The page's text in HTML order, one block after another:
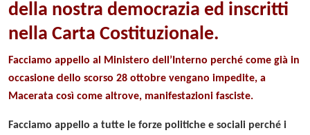
della nostra democrazia ed inscritti
nella Carta Costituzionale.
Facciamo appello al Ministero dell’Interno perché come già in
occasione dello scorso 28 ottobre vengano impedite, a
Macerata così come altrove, manifestazioni fasciste.
Facciamo appello a tutte le forze politiche e sociali perché i